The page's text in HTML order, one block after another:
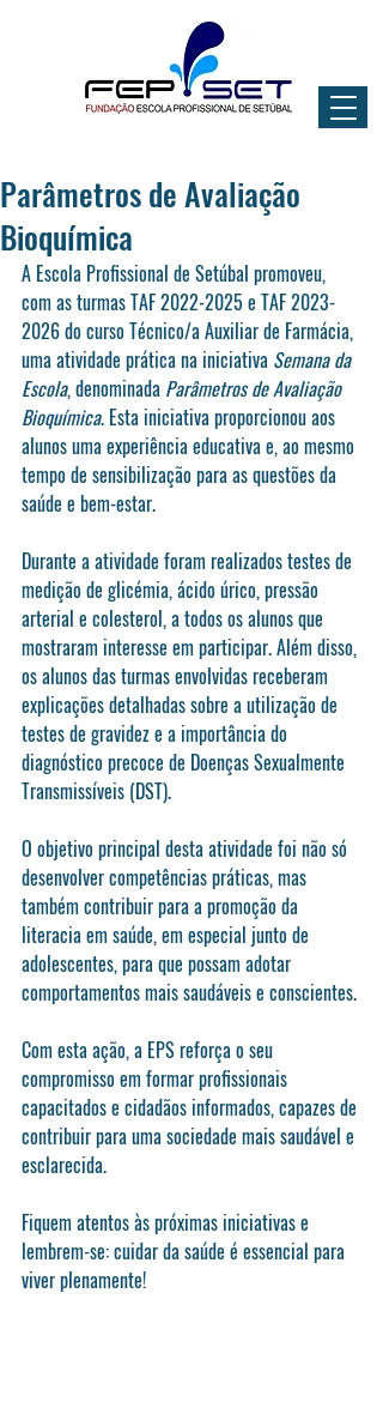
Parâmetros de Avaliação
Bioquímica
A Escola Profissional de Setúbal promoveu,
com as turmas TAF 2022-2025 e TAF 2023-
2026 do curso Técnico/a Auxiliar de Farmácia,
uma atividade prática na iniciativa Semana da
Escola, denominada Parâmetros de Avaliação
Bioquímica. Esta iniciativa proporcionou aos
alunos uma experiência educativa e, ao mesmo
tempo de sensibilização para as questões da
saúde e bem-estar.
Durante a atividade foram realizados testes de
medição de glicémia, ácido úrico, pressão
arterial e colesterol, a todos os alunos que
mostraram interesse em participar. Além disso,
os alunos das turmas envolvidas receberam
explicações detalhadas sobre a utilização de
testes de gravidez e a importância do
diagnóstico precoce de Doenças Sexualmente
Transmissíveis (DST).
O objetivo principal desta atividade foi não só
desenvolver competências práticas, mas
também contribuir para a promoção da
literacia em saúde, em especial junto de
adolescentes, para que possam adotar
comportamentos mais saudáveis e conscientes.
Com esta ação, a EPS reforça o seu
compromisso em formar profissionais
capacitados e cidadãos informados, capazes de
contribuir para uma sociedade mais saudável e
esclarecida.
Fiquem atentos às próximas iniciativas e
lembrem-se: cuidar da saúde é essencial para
viver plenamente!